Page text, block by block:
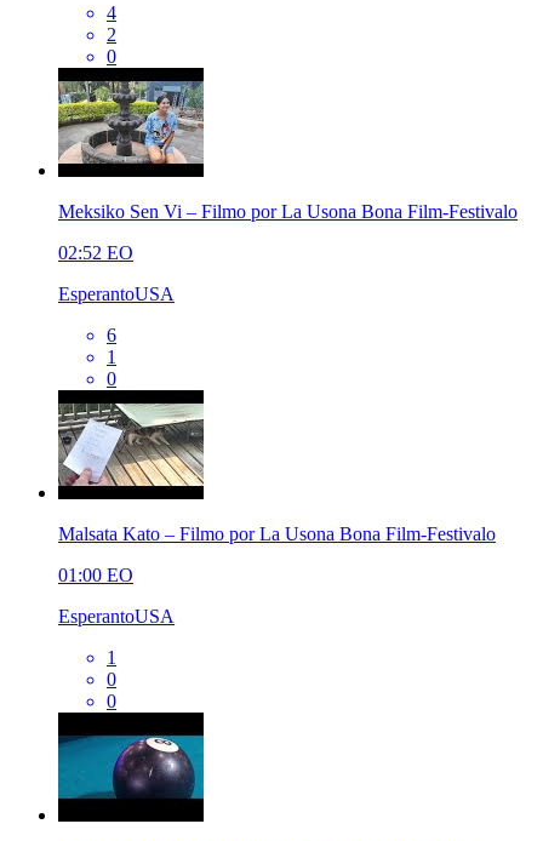
4
2
0
Meksiko Sen Vi – Filmo por La Usona Bona Film-Festivalo
02:52 EO
EsperantoUSA
6
1
0
Malsata Kato – Filmo por La Usona Bona Film-Festivalo
01:00 EO
EsperantoUSA
1
0
0